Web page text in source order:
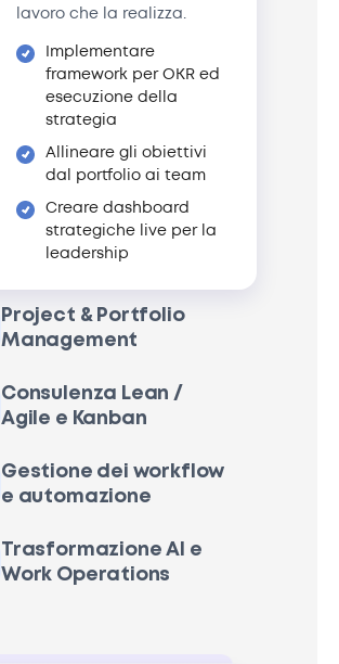
lavoro che la realizza.
Implementare
framework per OKR ed
esecuzione della
strategia
Allineare gli obiettivi
dal portfolio ai team
Creare dashboard
strategiche live per la
leadership
Project & Portfolio
Management
Consulenza Lean /
Agile e Kanban
Gestione dei workflow
e automazione
Trasformazione AI e
Work Operations